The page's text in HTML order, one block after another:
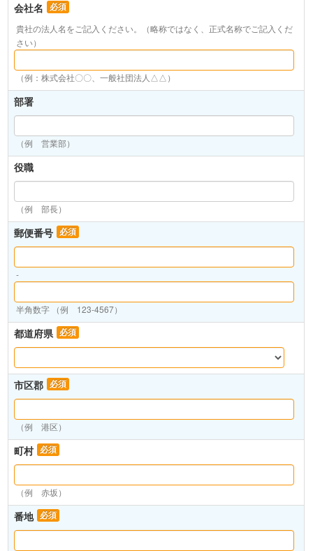
会社名
必須
貴社の法人名をご記入ください。（略称ではなく、正式名称でご記入くだ
さい）
（例：株式会社〇〇、一般社団法人△△）
部署
（例 営業部）
役職
（例 部長）
郵便番号 必須
-
半角数字 （例 123-4567）
都道府県 必須
市区郡 必須
（例 港区）
町村 必須
（例 赤坂）
番地 必須